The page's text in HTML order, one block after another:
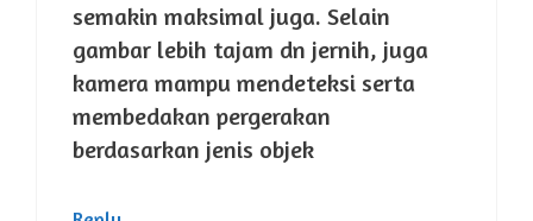
semakin maksimal juga. Selain
gambar lebih tajam dn jernih, juga
kamera mampu mendeteksi serta
membedakan pergerakan
berdasarkan jenis objek